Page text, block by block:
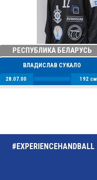
РЕСПУБЛИКА БЕЛАРУСЬ
ВЛАДИСЛАВ СУКАЛО
28.07.00 192 см
#EXPERIENCEHANDBALL